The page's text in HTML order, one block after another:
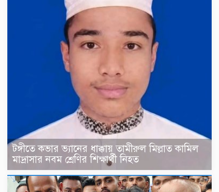
টঙ্গীতে কভার ভ্যানের ধাক্কায় তামীরুল মিল্লাত কামিল
মাদ্রাসার নবম শ্রেণির শিক্ষার্থী নিহত